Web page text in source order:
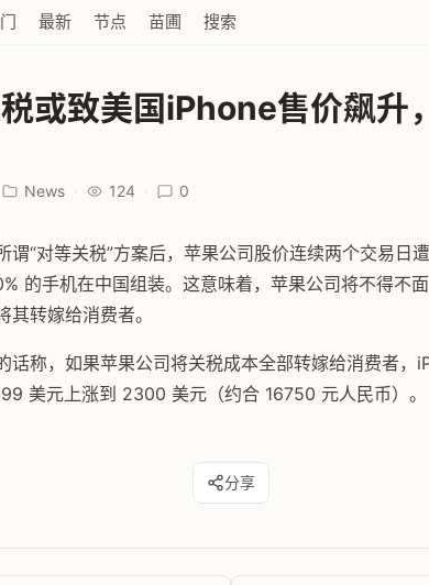
最新 节点 苗圃 搜索
或致美国iPhone售价飙升
News · 124 · 0
谓“对等关税”方案后，苹果公司股价连续两个交易日
的手机在中国组装。这意味着，苹果公司将不得不
转嫁给消费者。
话称，如果苹果公司将关税成本全部转嫁给消费者
美元上涨到 2300 美元（约合 16750 元人民币）。
分享